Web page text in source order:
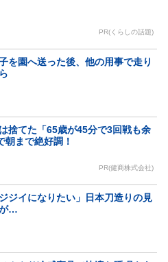
PR(くらしの話題)
を園へ送った後、他の用事で走り
捨てた「65歳が45分で3回戦も余
朝まで絶好調！
PR(健商株式会社)
ジジイになりたい」日本刀造りの見
…